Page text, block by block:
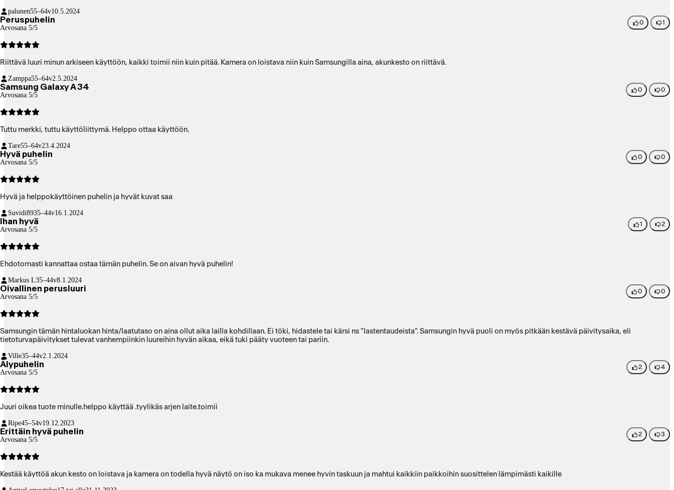
palunen55–64v10.5.2024
Peruspuhelin
Arvosana 5/5
0 1
Riittävä luuri minun arkiseen käyttöön, kaikki toimii niin kuin pitää. Kamera on loistava niin kuin Samsungilla aina, akunkesto on riittävä.
Zamppa55–64v2.5.2024
Samsung Galaxy A 34
Arvosana 5/5
0 0
Tuttu merkki, tuttu käyttöliittymä. Helppo ottaa käyttöön.
Tare55–64v23.4.2024
Hyvä puhelin
Arvosana 5/5
0 0
Hyvä ja helppokäyttöinen puhelin ja hyvät kuvat saa
Suvidi8935–44v16.1.2024
Ihan hyvä
Arvosana 5/5
1 2
Ehdotomasti kannattaa ostaa tämän puhelin. Se on aivan hyvä puhelin!
Markus L35–44v8.1.2024
Oivallinen perusluuri
Arvosana 5/5
0 0
Samsungin tämän hintaluokan hinta/laatutaso on aina ollut aika lailla kohdillaan. Ei töki, hidastele tai kärsi ns "lastentaudeista". Samsungin hyvä puoli on myös pitkään kestävä päivitysaika, eli
tietoturvapäivitykset tulevat vanhempiinkin luureihin hyvän aikaa, eikä tuki pääty vuoteen tai pariin.
Ville35–44v2.1.2024
Älypuhelin
Arvosana 5/5
2 4
Juuri oikea tuote minulle.helppo käyttää .tyylikäs arjen laite.toimii
Ripe45–54v19.12.2023
Erittäin hyvä puhelin
Arvosana 5/5
2 3
Kestää käyttöä akun kesto on loistava ja kamera on todella hyvä näytö on iso ka mukava menee hyvin taskuun ja mahtui kaikkiin paikkoihin suosittelen lämpimästi kaikille